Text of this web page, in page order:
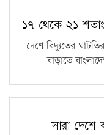
১৭ থেকে ২১
দেশে বিদ্যুতের
বাড়াতে
সারা দেশে